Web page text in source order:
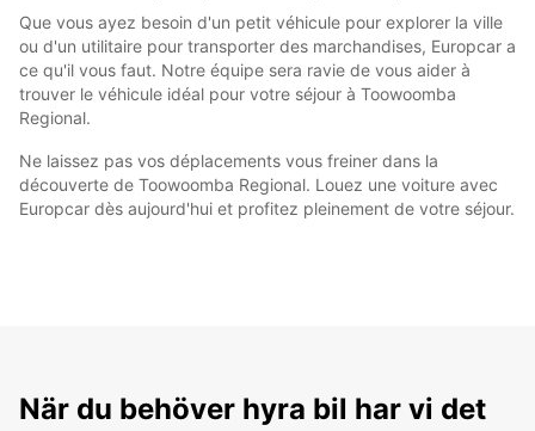
Que vous ayez besoin d'un petit véhicule pour explorer la ville
ou d'un utilitaire pour transporter des marchandises, Europcar a
ce qu'il vous faut. Notre équipe sera ravie de vous aider à
trouver le véhicule idéal pour votre séjour à Toowoomba
Regional.
Ne laissez pas vos déplacements vous freiner dans la
découverte de Toowoomba Regional. Louez une voiture avec
Europcar dès aujourd'hui et profitez pleinement de votre séjour.
När du behöver hyra bil har vi det